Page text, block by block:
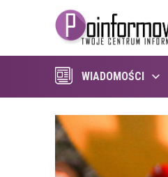
WIADOMOŚCI